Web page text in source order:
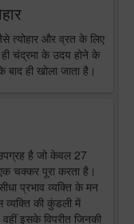
त्योहार और व्रत के लिए
चंद्रमा के उदय होने के
ही खोला जाता है।
है जो केवल 27
चक्कर पूरा करता है।
प्रभाव व्यक्ति के मन
व्यक्ति की कुंडली में
इसके विपरीत जिनकी